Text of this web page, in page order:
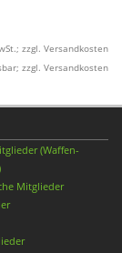
zzgl. Versandkosten
zzgl. Versandkosten
(Waffen-
Mitglieder